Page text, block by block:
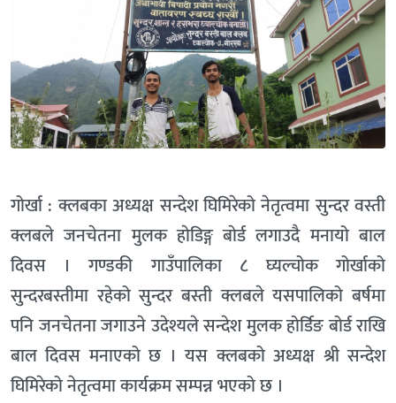
गोर्खा : क्लबका अध्यक्ष सन्देश घिमिरेको नेतृत्वमा सुन्दर वस्ती
क्लबले जनचेतना मुलक हाेडिङ्ग बाेर्ड लगाउदै मनायो बाल
दिवस । गण्डकी गाउँपालिका ८ घ्यल्चोक गोर्खाको
सुन्दरबस्तीमा रहेको सुन्दर बस्ती क्लबले यसपालिको बर्षमा
पनि जनचेतना जगाउने उदेश्यले सन्देश मुलक होर्डिङ बोर्ड राखि
बाल दिवस मनाएको छ । यस क्लबको अध्यक्ष श्री सन्देश
घिमिरेको नेतृत्वमा कार्यक्रम सम्पन्न भएको छ ।